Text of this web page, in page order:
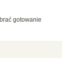
gotowanie